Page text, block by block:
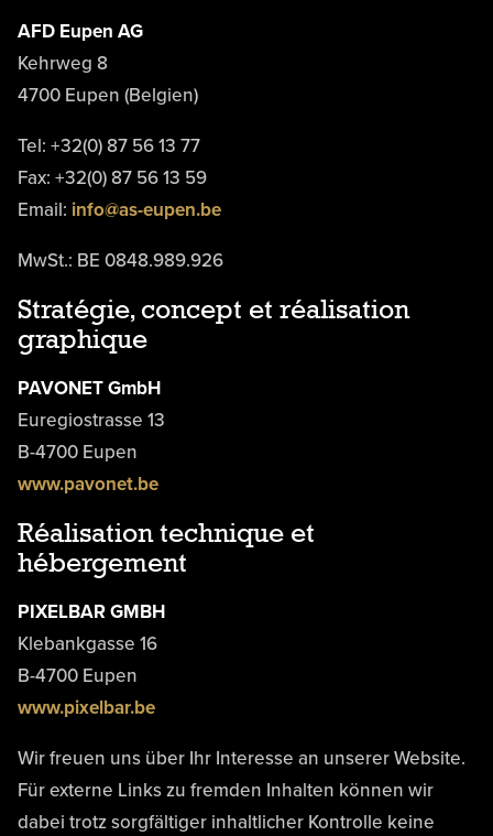
AFD Eupen AG
Kehrweg 8
4700 Eupen (Belgien)
Tel: +32(0) 87 56 13 77
Fax: +32(0) 87 56 13 59
Email: info@as-eupen.be
MwSt.: BE 0848.989.926
Stratégie, concept et réalisation
graphique
PAVONET GmbH
Euregiostrasse 13
B-4700 Eupen
www.pavonet.be
Réalisation technique et
hébergement
PIXELBAR GMBH
Klebankgasse 16
B-4700 Eupen
www.pixelbar.be
Wir freuen uns über Ihr Interesse an unserer Website.
Für externe Links zu fremden Inhalten können wir
dabei trotz sorgfältiger inhaltlicher Kontrolle keine